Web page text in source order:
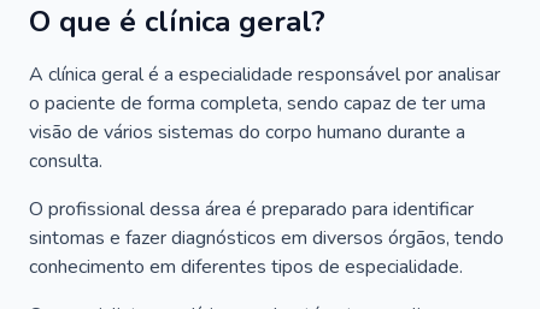
O que é clínica geral?
A clínica geral é a especialidade responsável por analisar
o paciente de forma completa, sendo capaz de ter uma
visão de vários sistemas do corpo humano durante a
consulta.
O profissional dessa área é preparado para identificar
sintomas e fazer diagnósticos em diversos órgãos, tendo
conhecimento em diferentes tipos de especialidade.